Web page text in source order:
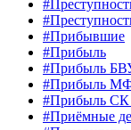
#Прибывшие
#Прибыль
#Прибыль
#Прибыль
#Прибыль
#Приёмные